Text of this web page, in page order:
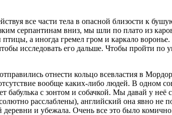
все части тела в опасной близости к
серпантинам вниз, мы шли по плато из
а иногда гремел гром и каркало воронье.
исследовать его дальше. Чтобы пройти
отнести кольцо всевластия в
вообще каких-либо людей. В одном
бабулька с зонтом и собачкой. Мы давай у
расслаблены), английский она явно не
и убежала. Очень все это было